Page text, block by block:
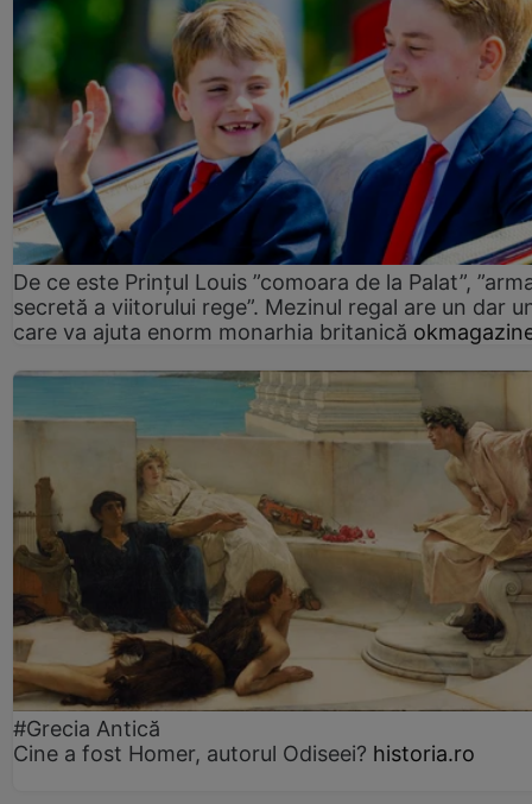
De ce este Prințul Louis ”comoara de la Palat”,
secretă a viitorului rege”. Mezinul regal are un dar
care va ajuta enorm monarhia britanică
#Grecia Antică
Cine a fost Homer, autorul Odiseei? historia.ro